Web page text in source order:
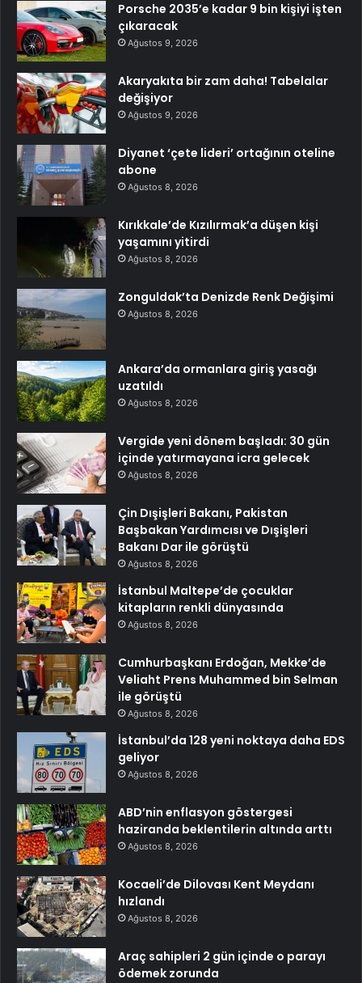
Porsche 2035’e kadar 9 bin kişiyi işten
çıkaracak
Ağustos 9, 2026
Akaryakıta bir zam daha! Tabelalar
değişiyor
Ağustos 9, 2026
Diyanet ‘çete lideri’ ortağının oteline
abone
Ağustos 8, 2026
Kırıkkale’de Kızılırmak’a düşen kişi
yaşamını yitirdi
Ağustos 8, 2026
Zonguldak’ta Denizde Renk Değişimi
Ağustos 8, 2026
Ankara’da ormanlara giriş yasağı
uzatıldı
Ağustos 8, 2026
Vergide yeni dönem başladı: 30 gün
içinde yatırmayana icra gelecek
Ağustos 8, 2026
Çin Dışişleri Bakanı, Pakistan
Başbakan Yardımcısı ve Dışişleri
Bakanı Dar ile görüştü
Ağustos 8, 2026
İstanbul Maltepe’de çocuklar
kitapların renkli dünyasında
Ağustos 8, 2026
Cumhurbaşkanı Erdoğan, Mekke’de
Veliaht Prens Muhammed bin Selman
ile görüştü
Ağustos 8, 2026
İstanbul’da 128 yeni noktaya daha EDS
geliyor
Ağustos 8, 2026
ABD’nin enflasyon göstergesi
haziranda beklentilerin altında arttı
Ağustos 8, 2026
Kocaeli’de Dilovası Kent Meydanı
hızlandı
Ağustos 8, 2026
Araç sahipleri 2 gün içinde o parayı
ödemek zorunda